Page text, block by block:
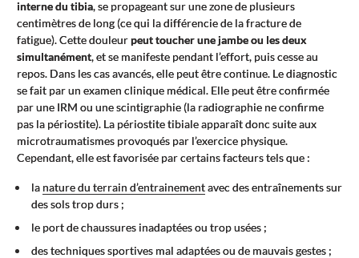
interne du tibia, se propageant sur une zone de plusieurs
centimètres de long (ce qui la différencie de la fracture de
fatigue). Cette douleurpeut toucher une jambe ou les deux
simultanément, et se manifeste pendant l’effort, puis cesse au
repos. Dans les cas avancés, elle peut être continue. Le diagnostic
se fait par un examen clinique médical. Elle peut être confirmée
par une IRM ou une scintigraphie (la radiographie ne confirme
pas la périostite). La périostite tibiale apparaît donc suite aux
microtraumatismes provoqués par l’exercice physique.
Cependant, elle est favorisée par certains facteurs tels que :
la nature du terrain d’entrainementavec des entraînements sur
des sols trop durs ;
le port de chaussures inadaptées ou trop usées ;
des techniques sportives mal adaptées ou de mauvais gestes ;